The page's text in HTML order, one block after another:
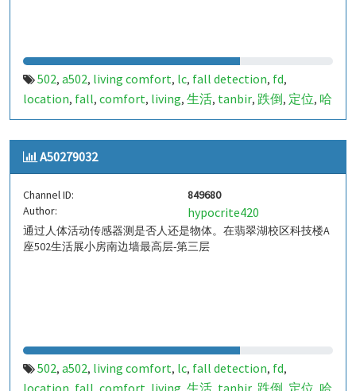
502, a502, living comfort, lc, fall detection, fd,
location, fall, comfort, living, 生活, tanbir, 跌倒, 定位, 哈
山,室内定位,室内,indoor,indoor living comfort,ilc,
indoor living quality,ilq,849679,a50279031,pir,人体活
动 A50279032
Channel ID:
849680
Author:
hypocrite420
通过人体活动传感器测是否人还是物体。在翡翠湖校区科技楼A
座502生活展小房南边墙最高层-第三层
502, a502, living comfort, lc, fall detection, fd,
location fall comfort living 生活 tanbir 跌倒 定位 哈